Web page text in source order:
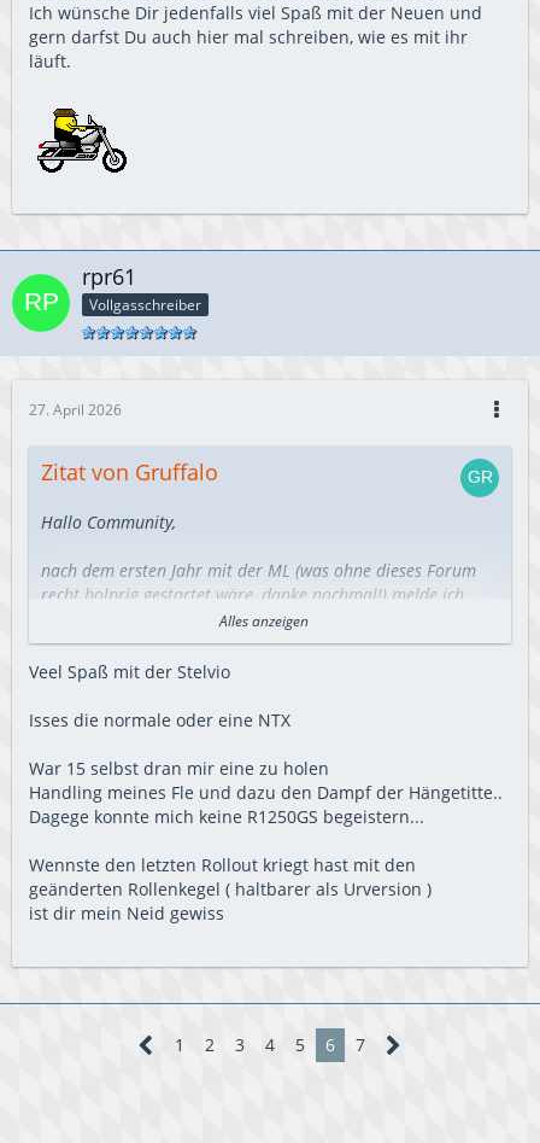
Ich wünsche Dir jedenfalls viel Spaß mit der Neuen und
gern darfst Du auch hier mal schreiben, wie es mit ihr
läuft.
rpr61
Vollgasschreiber
27. April 2026
Zitat von Gruffalo
Hallo Community,
nach dem ersten Jahr mit der ML (was ohne dieses Forum
recht holprig gestartet wäre, danke nochmal!) melde ich
Meine Peggy steht nun zum Verkauf.
Nachdem sie für mich zum Testen gedacht war (ob
Antwort ist "Jaaaaa!") hatte ich nun Lust auf mehr und habe
habe.... ein Zylinder mehr, Einspritzung, ABS.... und "etwas
mehr" Dampf aus 1200 Kubik.
Alles anzeigen
Veel Spaß mit der Stelvio
Isses die normale oder eine NTX
War 15 selbst dran mir eine zu holen
Handling meines Fle und dazu den Dampf der Hängetitte..
Dagege konnte mich keine R1250GS begeistern...
Wennste den letzten Rollout kriegt hast mit den
geänderten Rollenkegel ( haltbarer als Urversion )
ist dir mein Neid gewiss
1 2 3 4 5 6 7